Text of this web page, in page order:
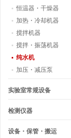
恒温器・干燥器
加热・冷却机器
搅拌机器
搅拌・振荡机器
纯水机
加压・减压泵
实验室常规设备
检测仪器
设备・保管・搬运